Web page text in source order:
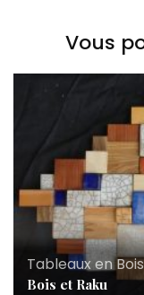
Vous
Tableaux en
Bois et Raku